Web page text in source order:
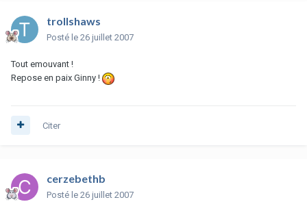
trollshaws
Posté le 26 juillet 2007
Tout emouvant !
Repose en paix Ginny !
Citer
cerzebethb
Posté le 26 juillet 2007